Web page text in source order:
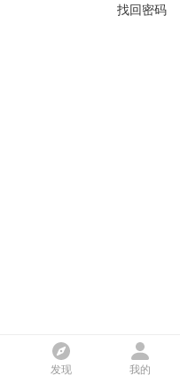
找回密码
发现 我的